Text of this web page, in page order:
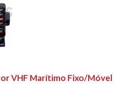
VHF Marítimo Fixo/Móvel